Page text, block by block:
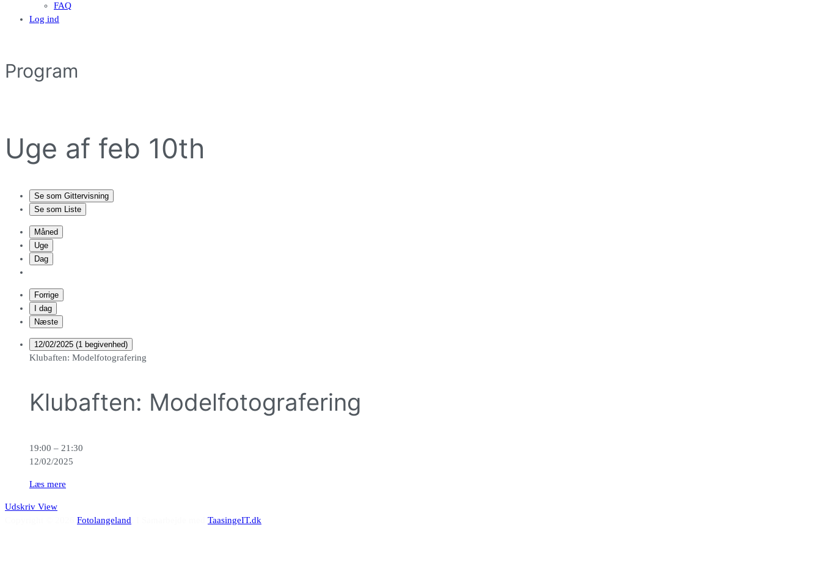
FAQ
Log ind
Program
Uge af feb 10th
Se som Gittervisning
Se som Liste
Måned
Uge
Dag
Forrige
I dag
Næste
12/02/2025 (1 begivenhed)
Klubaften: Modelfotografering
Klubaften: Modelfotografering
19:00 – 21:30
12/02/2025
Læs mere
Udskriv View
Fotolangeland TaasingeIT.dk